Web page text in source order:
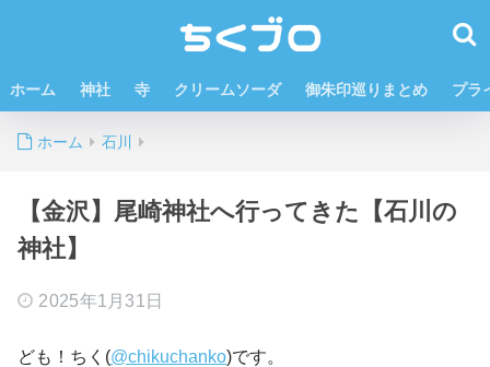
ホーム 神社 寺 クリームソーダ 御朱印巡りまとめ プラ
ホーム 石川
【金沢】尾崎神社へ行ってきた【石川の
神社】
2025年1月31日
ども！ちく(@chikuchanko)です。